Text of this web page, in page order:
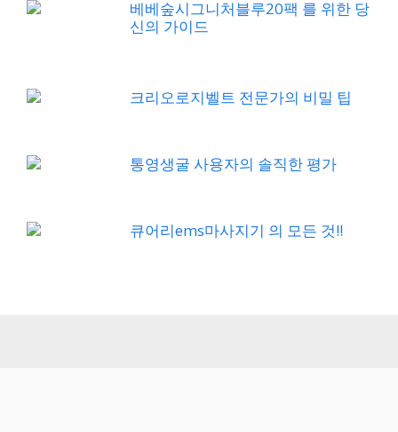
베베숲시그니처블루20팩 를 위한 당
신의 가이드
크리오로지벨트 전문가의 비밀 팁
통영생굴 사용자의 솔직한 평가
큐어리ems마사지기 의 모든 것!!